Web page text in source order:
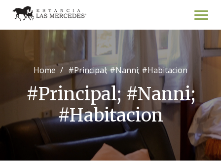
content
Home #Principal; #Nanni; #Habitacion
#Principal; #Nanni;
#Habitacion